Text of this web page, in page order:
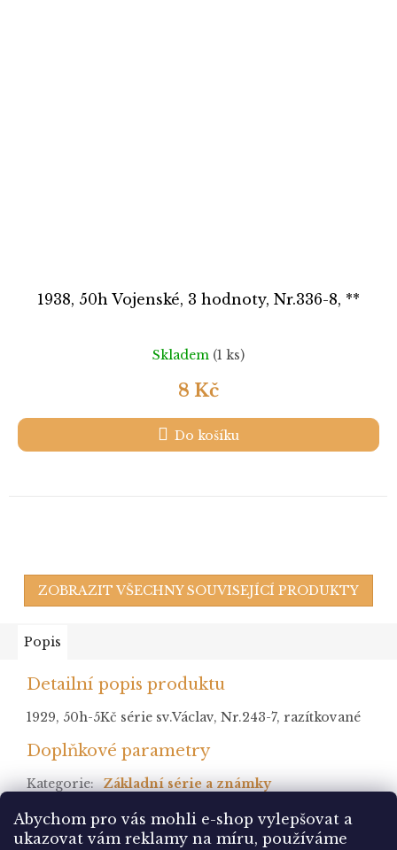
Abychom pro vás mohli e-shop vylepšovat a
ukazovat vám reklamy na míru, používáme
1938, 50h Vojenské, 3 hodnoty, Nr.336-8, **
Skladem (1 ks)
8 Kč
Do košíku
ZOBRAZIT VŠECHNY SOUVISEJÍCÍ PRODUKTY
Popis
Detailní popis produktu
1929, 50h-5Kč série sv.Václav, Nr.243-7, razítkované
Doplňkové parametry
Kategorie: Základní série a známky